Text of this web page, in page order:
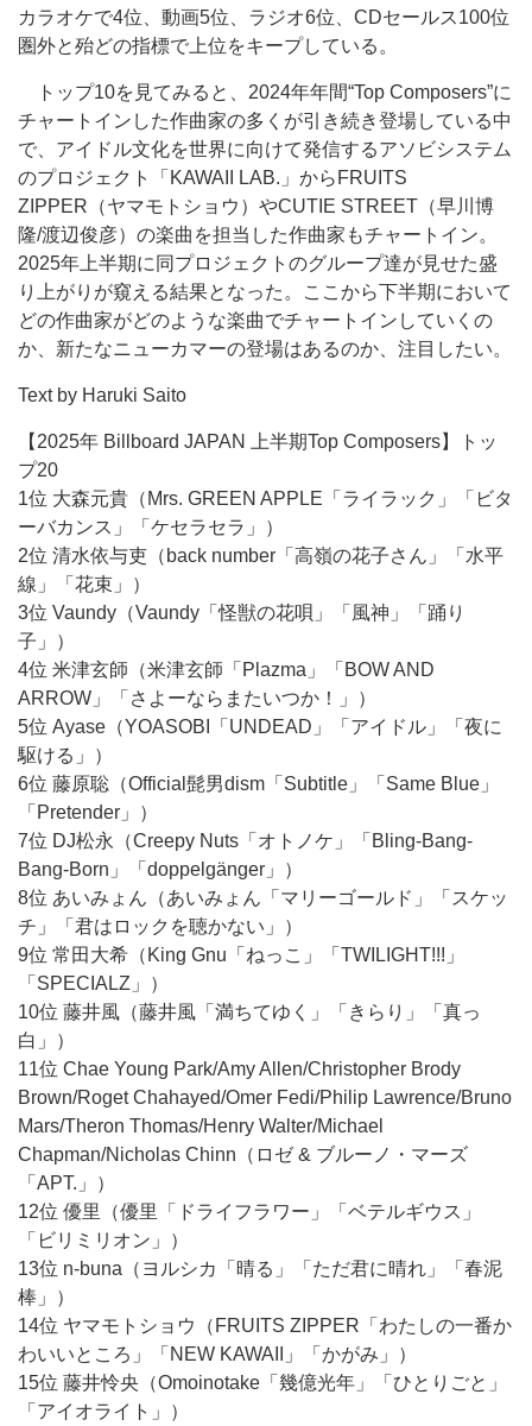
カラオケで4位、動画5位、ラジオ6位、CDセールス100位
圏外と殆どの指標で上位をキープしている。
トップ10を見てみると、2024年年間“Top Composers”に
チャートインした作曲家の多くが引き続き登場している中
で、アイドル文化を世界に向けて発信するアソビシステム
のプロジェクト「KAWAII LAB.」からFRUITS
ZIPPER（ヤマモトショウ）やCUTIE STREET（早川博
隆/渡辺俊彦）の楽曲を担当した作曲家もチャートイン。
2025年上半期に同プロジェクトのグループ達が見せた盛
り上がりが窺える結果となった。ここから下半期において
どの作曲家がどのような楽曲でチャートインしていくの
か、新たなニューカマーの登場はあるのか、注目したい。
Text by Haruki Saito
【2025年 Billboard JAPAN 上半期Top Composers】トッ
プ20
1位 大森元貴（Mrs. GREEN APPLE「ライラック」「ビタ
ーバカンス」「ケセラセラ」）
2位 清水依与吏（back number「高嶺の花子さん」「水平
線」「花束」）
3位 Vaundy（Vaundy「怪獣の花唄」「風神」「踊り
子」）
4位 米津玄師（米津玄師「Plazma」「BOW AND
ARROW」「さよーならまたいつか！」）
5位 Ayase（YOASOBI「UNDEAD」「アイドル」「夜に
駆ける」）
6位 藤原聡（Official髭男dism「Subtitle」「Same Blue」
「Pretender」）
7位 DJ松永（Creepy Nuts「オトノケ」「Bling-Bang-
Bang-Born」「doppelgänger」）
8位 あいみょん（あいみょん「マリーゴールド」「スケッ
チ」「君はロックを聴かない」）
9位 常田大希（King Gnu「ねっこ」「TWILIGHT!!!」
「SPECIALZ」）
10位 藤井風（藤井風「満ちてゆく」「きらり」「真っ
白」）
11位 Chae Young Park/Amy Allen/Christopher Brody
Brown/Roget Chahayed/Omer Fedi/Philip Lawrence/Bruno
Mars/Theron Thomas/Henry Walter/Michael
Chapman/Nicholas Chinn（ロゼ & ブルーノ・マーズ
「APT.」）
12位 優里（優里「ドライフラワー」「ベテルギウス」
「ビリミリオン」）
13位 n-buna（ヨルシカ「晴る」「ただ君に晴れ」「春泥
棒」）
14位 ヤマモトショウ（FRUITS ZIPPER「わたしの一番か
わいいところ」「NEW KAWAII」「かがみ」）
15位 藤井怜央（Omoinotake「幾億光年」「ひとりごと」
「アイオライト」）